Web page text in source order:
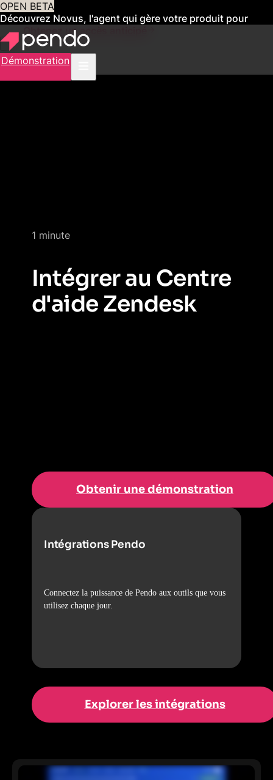
OPEN BETA
Découvrez Novus, l'agent qui gère votre produit pour
vousObtenez un accès anticipé
Démonstration
1 minute
Intégrer au Centre
d'aide Zendesk
Obtenir une démonstration
Intégrations Pendo
Connectez la puissance de Pendo aux outils que vous
utilisez chaque jour.
Explorer les intégrations